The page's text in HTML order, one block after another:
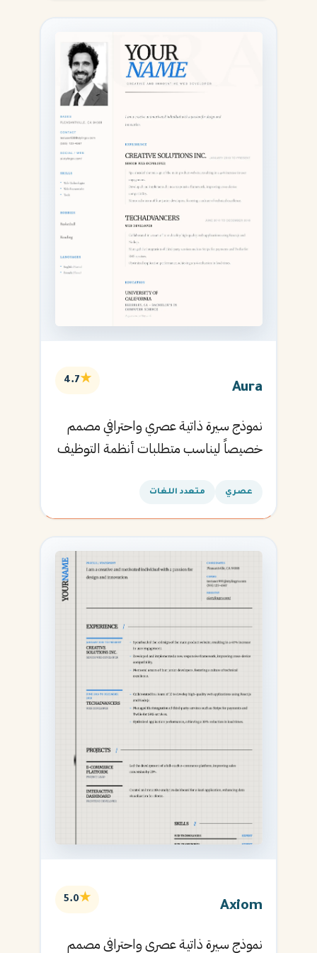
Aura
★
4.7
نموذج سيرة ذاتية عصري واحترافي مصمم
خصيصاً ليناسب متطلبات أنظمة التوظيف
القادمة.
عصري متعدد اللغات
Axiom
★
5.0
نموذج سيرة ذاتية عصري واحترافي مصمم